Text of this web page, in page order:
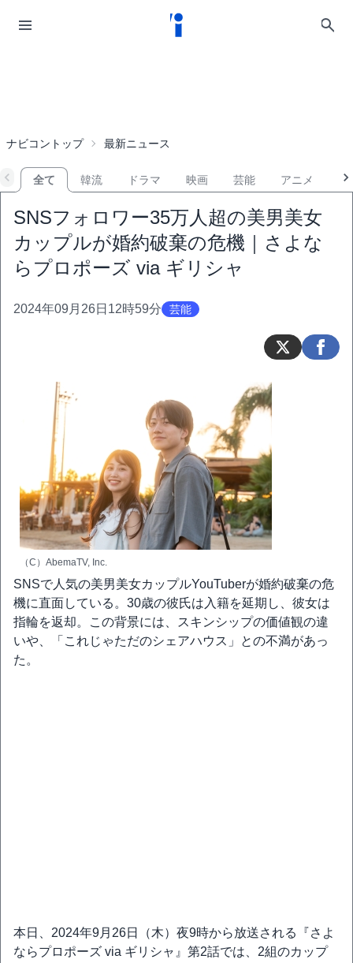
ナビコントップ 最新ニュース
全て 韓流 ドラマ 映画 芸能 アニメ
SNSフォロワー35万人超の美男美女
カップルが婚約破棄の危機｜さよな
らプロポーズ via ギリシャ
2024年09月26日12時59分 芸能
（C）AbemaTV, Inc.
SNSで人気の美男美女カップルYouTuberが婚約破棄の危
機に直面している。30歳の彼氏は入籍を延期し、彼女は
指輪を返却。この背景には、スキンシップの価値観の違
いや、「これじゃただのシェアハウス」との不満があっ
た。
本日、2024年9月26日（木）夜9時から放送される『さよ
ならプロポーズ via ギリシャ』第2話では、2組のカップ